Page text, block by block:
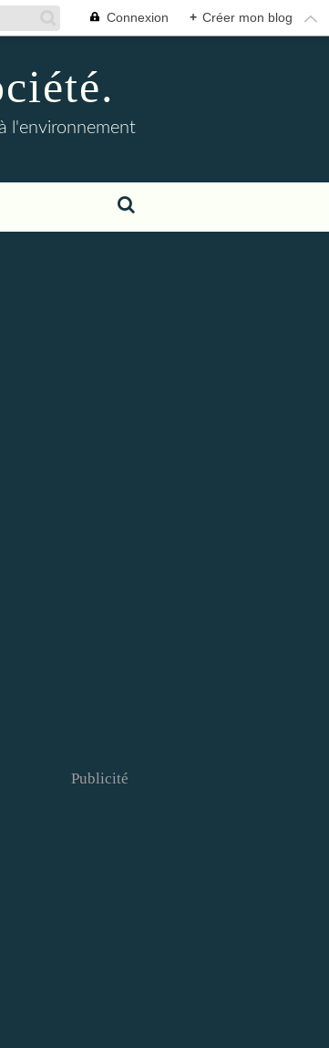
Connexion + Créer mon blog
l'environnement
Publicité